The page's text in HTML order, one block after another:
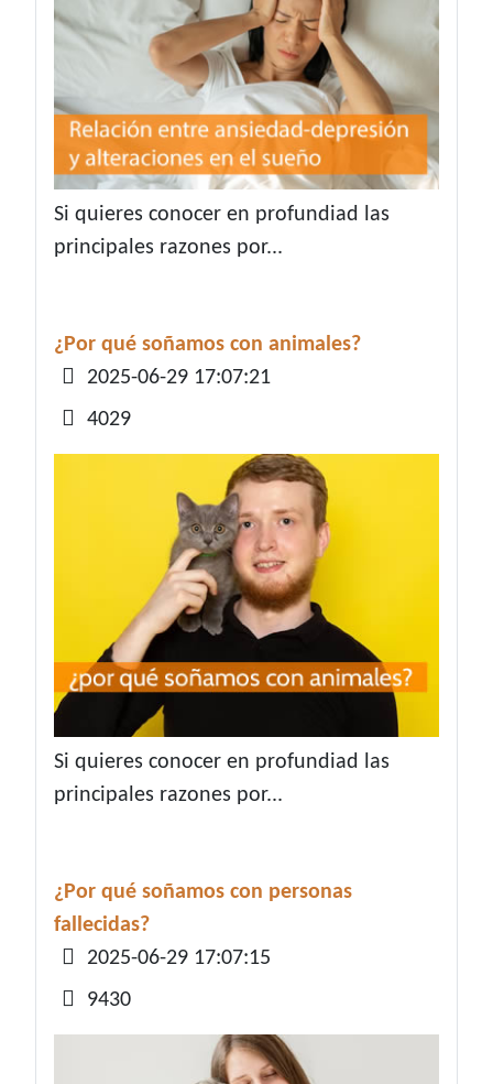
Si quieres conocer en profundiad las
principales razones por...
¿Por qué soñamos con animales?
Detalles
2025-06-29 17:07:21
4029
Si quieres conocer en profundiad las
principales razones por...
¿Por qué soñamos con personas
fallecidas?
Detalles
2025-06-29 17:07:15
9430